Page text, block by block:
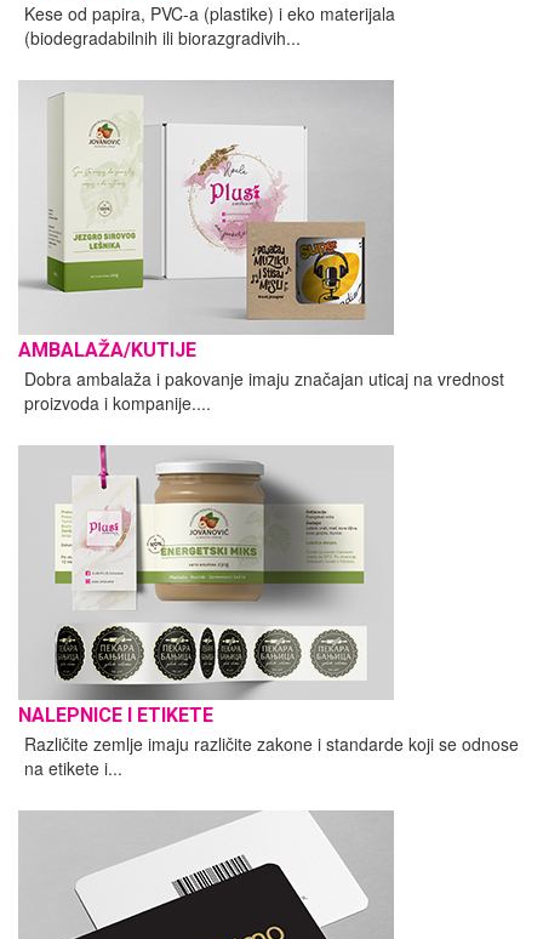
Kese od papira, PVC-a (plastike) i eko materijala
(biodegradabilnih ili biorazgradivih...
AMBALAŽA/KUTIJE
Dobra ambalaža i pakovanje imaju značajan uticaj na vrednost
proizvoda i kompanije....
NALEPNICE I ETIKETE
Različite zemlje imaju različite zakone i standarde koji se odnose
na etikete i...